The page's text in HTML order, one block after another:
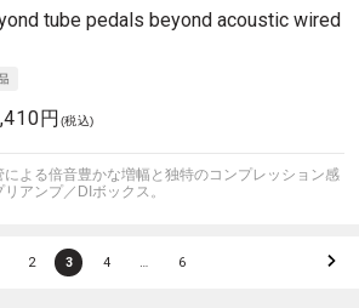
tube pedals beyond acoustic wired
円 (税込)
よる倍音豊かな増幅と独特のコンプレッション感
アンプ／DIボックス。
2 3 4 … 6